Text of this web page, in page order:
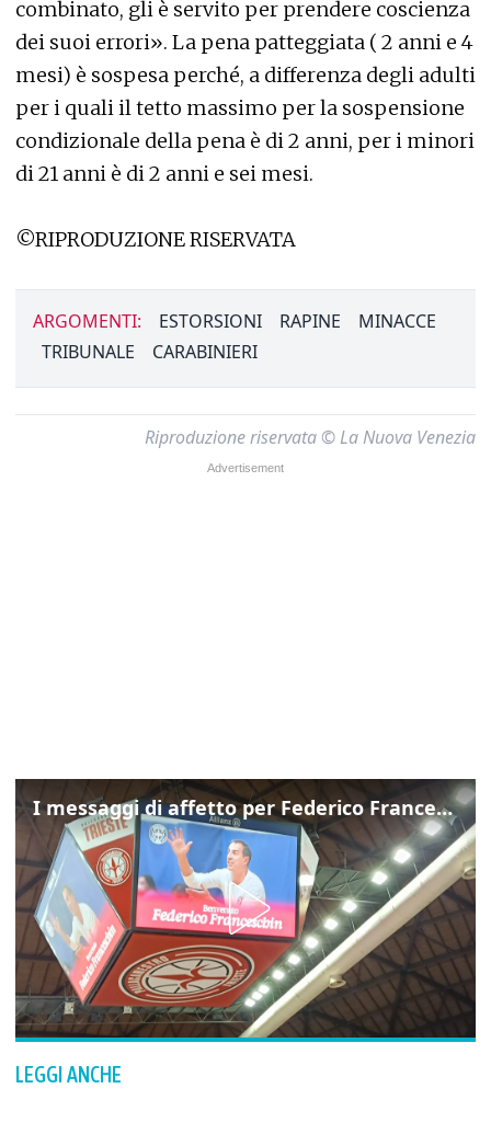
combinato, gli è servito per prendere coscienza
dei suoi errori». La pena patteggiata ( 2 anni e 4
mesi) è sospesa perché, a differenza degli adulti
per i quali il tetto massimo per la sospensione
condizionale della pena è di 2 anni, per i minori
di 21 anni è di 2 anni e sei mesi.
©RIPRODUZIONE RISERVATA
ARGOMENTI: ESTORSIONI RAPINE
MINACCE
TRIBUNALE
CARABINIERI
Riproduzione riservata © La Nuova Venezia
I messaggi di affetto per Federico Franceschin: così il mondo del basket gli è stato accanto fino all’ultimo
LEGGI ANCHE